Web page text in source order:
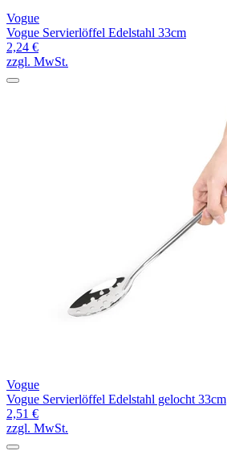
Vogue
Vogue Servierlöffel Edelstahl 33cm
2,24 €
zzgl. MwSt.
Vogue
Vogue Servierlöffel Edelstahl gelocht 33cm
2,51 €
zzgl. MwSt.